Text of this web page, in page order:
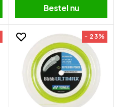
Bestel nu
- 23%